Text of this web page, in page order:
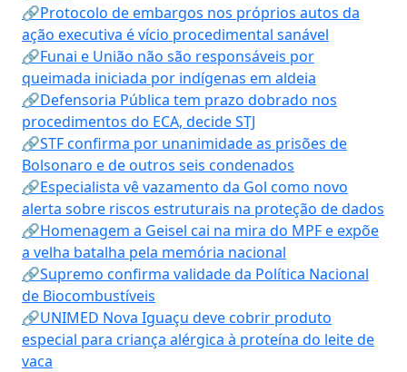
🔗Protocolo de embargos nos próprios autos da
ação executiva é vício procedimental sanável
🔗Funai e União não são responsáveis por
queimada iniciada por indígenas em aldeia
🔗Defensoria Pública tem prazo dobrado nos
procedimentos do ECA, decide STJ
🔗STF confirma por unanimidade as prisões de
Bolsonaro e de outros seis condenados
🔗Especialista vê vazamento da Gol como novo
alerta sobre riscos estruturais na proteção de dados
🔗Homenagem a Geisel cai na mira do MPF e expõe
a velha batalha pela memória nacional
🔗Supremo confirma validade da Política Nacional
de Biocombustíveis
🔗UNIMED Nova Iguaçu deve cobrir produto
especial para criança alérgica à proteína do leite de
vaca